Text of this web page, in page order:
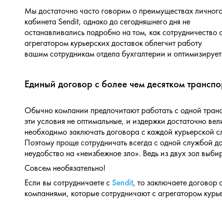
Мы достаточно часто говорим о преимуществах
кабинета Sendit, однако до сегодняшнего дня не
останавливались подробно на том, как сотрудничество с
агрегатором курьерских доставок облегчит работу
вашим сотрудникам отдела бухгалтерии и
Единый договор с более чем десятком
Обычно компании предпочитают работать с одной
эти условия не оптимальные, и издержки достаточно
необходимо заключать договора с каждой курьерской
Поэтому проще сотрудничать всегда с одной службой
неудобство на «неизбежное зло». Ведь из двух зол
Совсем необязательно!
Если вы сотрудничаете сSendit, то заключаете
компаниями, которые сотрудничают с агрегатором